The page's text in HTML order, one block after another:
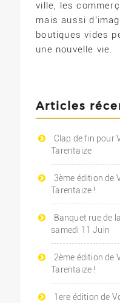
ville, les
mais aussi
boutiques vides
une nouvelle vie.
Articles
Clap de fin pour
Tarentaize
3ème édition de
Tarentaize !
Banquet rue de
samedi 11 Juin
2ème édition de
Tarentaize !
1ere édition de